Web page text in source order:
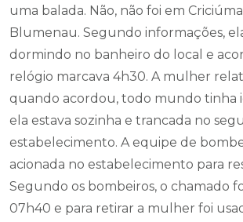
uma balada. Não, não foi em
Blumenau. Segundo informações,
dormindo no banheiro do local e
relógio marcava 4h30. A mulher
quando acordou, todo mundo tinha
ela estava sozinha e trancada no
estabelecimento. A equipe de
acionada no estabelecimento para
Segundo os bombeiros, o chamado
07h40 e para retirar a mulher foi